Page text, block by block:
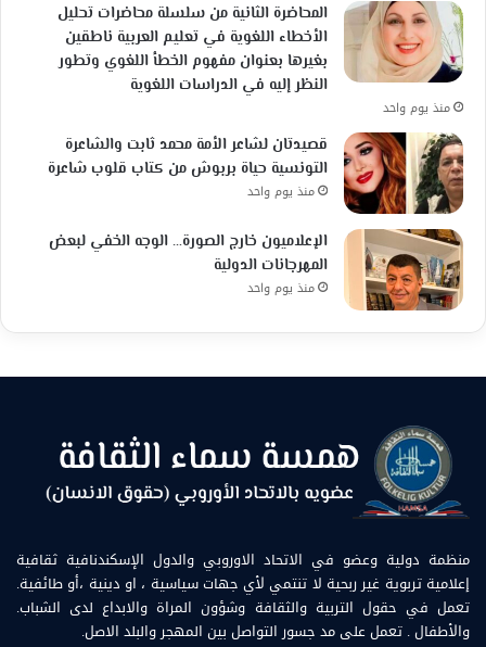
المحاضرة الثانية من سلسلة محاضرات تحليل
الأخطاء اللغوية في تعليم العربية ناطقين
بغيرها بعنوان مفهوم الخطأ اللغوي وتطور
النظر إليه في الدراسات اللغوية
منذ يوم واحد
قصيدتان لشاعر الأمة محمد ثابت والشاعرة
التونسية حياة بربوش من كتاب قلوب شاعرة
منذ يوم واحد
الإعلاميون خارج الصورة… الوجه الخفي لبعض
المهرجانات الدولية
منذ يوم واحد
منظمة دولية وعضو في الاتحاد الاوروبي والدول الإسكندنافية ثقافية
إعلامية تربوية غير ربحية لا تنتمي لأي جهات سياسية ، او دينية ،أو طائفية.
تعمل في حقول التربية والثقافة وشؤون المراة والابداع لدى الشباب.
والأطفال . تعمل على مد جسور التواصل بين المهجر والبلد الاصل.